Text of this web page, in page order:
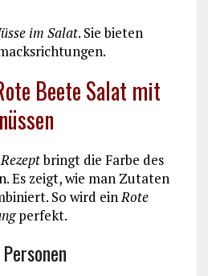
im Salat. Sie bieten
Beete Salat mit
bringt die Farbe des
Es zeigt, wie man Zutaten
So wird einRote
perfekt.